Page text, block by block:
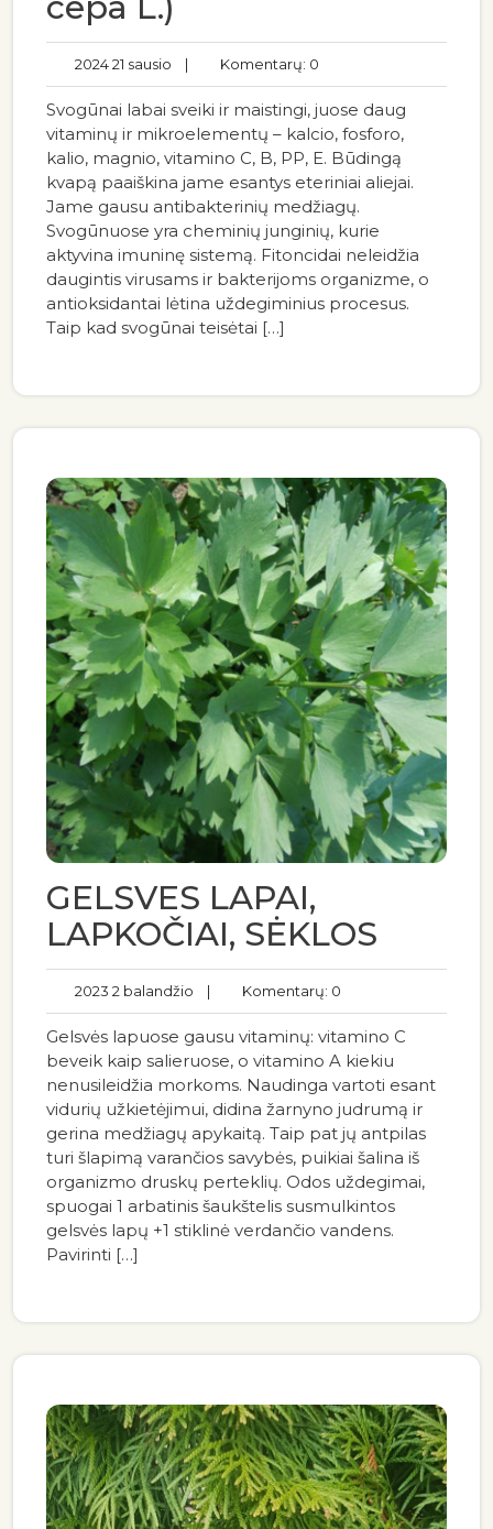
2024 21 sausio | Komentarų: 0
Svogūnai labai sveiki ir maistingi, juose daug
vitaminų ir mikroelementų – kalcio, fosforo,
kalio, magnio, vitamino C, B, PP, E. Būdingą
kvapą paaiškina jame esantys eteriniai aliejai.
Jame gausu antibakterinių medžiagų.
Svogūnuose yra cheminių junginių, kurie
aktyvina imuninę sistemą. Fitoncidai neleidžia
daugintis virusams ir bakterijoms organizme, o
antioksidantai lėtina uždegiminius procesus.
Taip kad svogūnai teisėtai […]
GELSVES LAPAI,
LAPKOČIAI, SĖKLOS
2023 2 balandžio | Komentarų: 0
Gelsvės lapuose gausu vitaminų: vitamino C
beveik kaip salieruose, o vitamino A kiekiu
nenusileidžia morkoms. Naudinga vartoti esant
vidurių užkietėjimui, didina žarnyno judrumą ir
gerina medžiagų apykaitą. Taip pat jų antpilas
turi šlapimą varančios savybės, puikiai šalina iš
organizmo druskų perteklių. Odos uždegimai,
spuogai 1 arbatinis šaukštelis susmulkintos
gelsvės lapų +1 stiklinė verdančio vandens.
Pavirinti […]